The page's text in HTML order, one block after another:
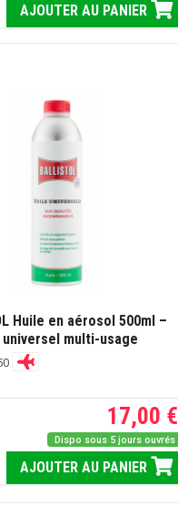
AJOUTER AU PANIER
Huile en aérosol 500ml –
multi-usage
17,00 €
Dispo sous 5 jours ouvrés
AJOUTER AU PANIER